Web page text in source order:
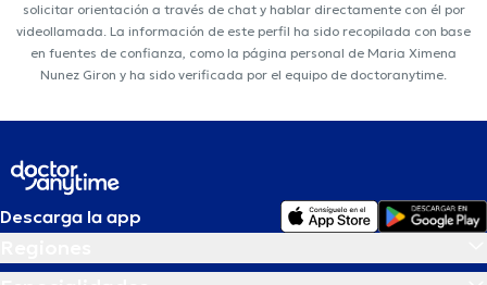
solicitar orientación a través de chat y hablar directamente con él por
videollamada. La información de este perfil ha sido recopilada con base
en fuentes de confianza, como la página personal de Maria Ximena
Nunez Giron y ha sido verificada por el equipo de doctoranytime.
Descarga la app